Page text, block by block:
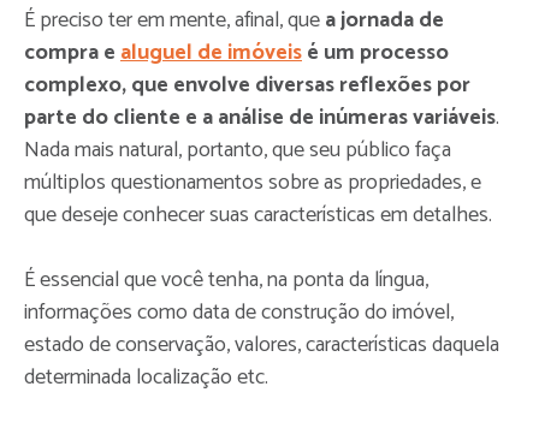
É preciso ter em mente, afinal, quea jornada de
compra ealuguel de imóveisé um processo
complexo, que envolve diversas reflexões por
parte do cliente e a análise de inúmeras variáveis.
Nada mais natural, portanto, que seu público faça
múltiplos questionamentos sobre as propriedades, e
que deseje conhecer suas características em detalhes.
É essencial que você tenha, na ponta da língua,
informações como data de construção do imóvel,
estado de conservação, valores, características daquela
determinada localização etc.